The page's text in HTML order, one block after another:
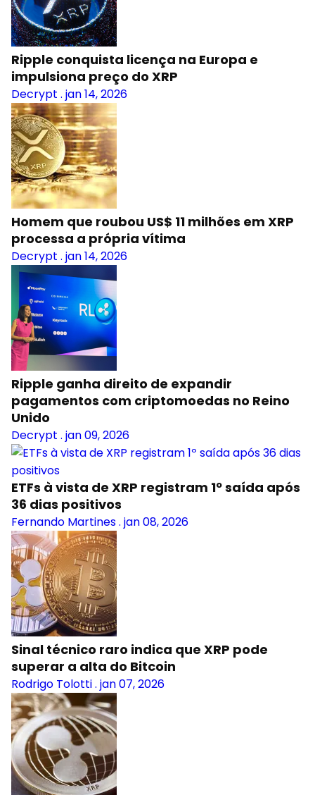
Ripple conquista licença na Europa e
impulsiona preço do XRP
Decrypt . jan 14, 2026
Homem que roubou US$ 11 milhões em XRP
processa a própria vítima
Decrypt . jan 14, 2026
Ripple ganha direito de expandir
pagamentos com criptomoedas no Reino
Unido
Decrypt . jan 09, 2026
ETFs à vista de XRP registram 1º saída após
36 dias positivos
Fernando Martines. jan 08, 2026
Sinal técnico raro indica que XRP pode
superar a alta do Bitcoin
Rodrigo Tolotti. jan 07, 2026